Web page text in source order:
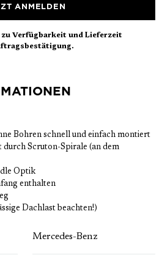
ANMELDEN
Verfügbarkeit und Lieferzeit
Bohren schnell und einfach montiert
Scruton-Spirale (an dem
Optik
enthalten
Dachlast beachten!)
Mercedes-Benz